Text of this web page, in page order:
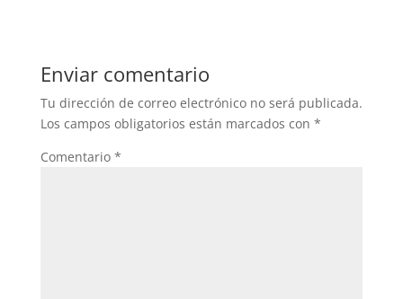
b
o
o
k
A
p
p
Enviar comentario
Tu dirección de correo electrónico no será publicada.
Los campos obligatorios están marcados con *
Comentario *